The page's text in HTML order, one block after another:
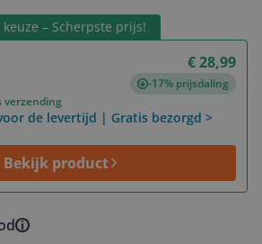
– Scherpste prijs!
€ 28,99
-17% prijsdaling
verzending
de levertijd | Gratis bezorgd >
Bekijk product